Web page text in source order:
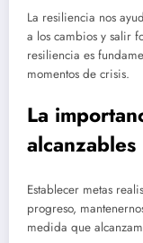
La resiliencia nos
a los cambios y salir
resiliencia es
momentos de crisis.
La
alcanzables
Establecer metas
progreso,
medida que